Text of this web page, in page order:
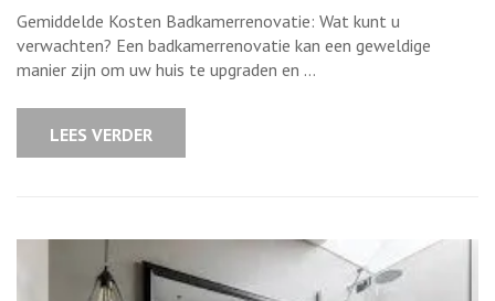
zijn
de
gemiddelde
kosten
Gemiddelde Kosten Badkamerrenovatie: Wat kunt u
verwachten? Een badkamerrenovatie kan een geweldige
manier zijn om uw huis te upgraden en …
LEES VERDER